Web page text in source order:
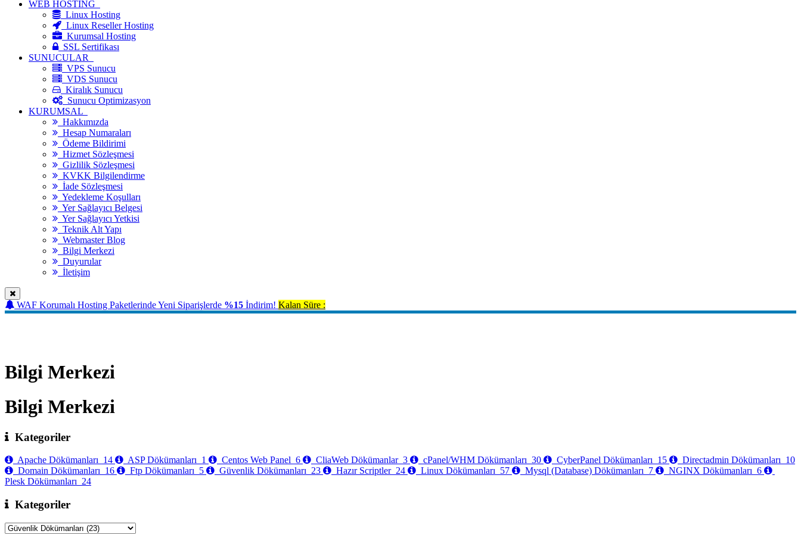
WEB HOSTİNG
Linux Hosting
Linux Reseller Hosting
Kurumsal Hosting
SSL Sertifikası
SUNUCULAR
VPS Sunucu
VDS Sunucu
Kiralık Sunucu
Sunucu Optimizasyon
KURUMSAL
Hakkımızda
Hesap Numaraları
Ödeme Bildirimi
Hizmet Sözleşmesi
Gizlilik Sözleşmesi
KVKK Bilgilendirme
İade Sözleşmesi
Yedekleme Koşulları
Yer Sağlayıcı Belgesi
Yer Sağlayıcı Yetkisi
Teknik Alt Yapı
Webmaster Blog
Bilgi Merkezi
Duyurular
İletişim
WAF Korumalı Hosting Paketlerinde Yeni Siparişlerde %15 İndirim! Kalan Süre :
Bilgi Merkezi
Bilgi Merkezi
Kategoriler
Apache Dökümanları 14 ASP Dökümanları 1 Centos Web Panel 6 CliaWeb Dökümanlar 3 cPanel/WHM Dökümanları 30 CyberPanel Dökümanları 15 Directadmin Dökümanları 10
Domain Dökümanları 16 Ftp Dökümanları 5 Güvenlik Dökümanları 23 Hazır Scriptler 24 Linux Dökümanları 57 Mysql (Database) Dökümanları 7 NGINX Dökümanları 6
Plesk Dökümanları 24
Kategoriler